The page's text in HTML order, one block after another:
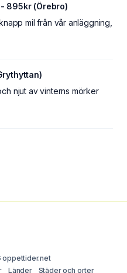
895kr (Örebro)
mil från vår anläggning,
njut av vinterns mörker
oppettider.net
Länder
Städer och orter